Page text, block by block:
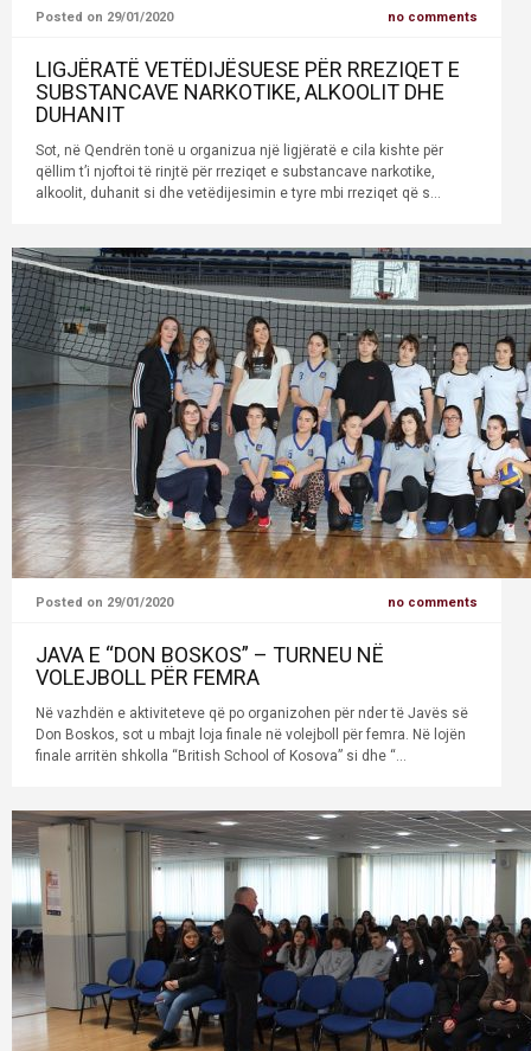
Posted on 29/01/2020 no comments
LIGJËRATË VETËDIJËSUESE PËR RREZIQET E
SUBSTANCAVE NARKOTIKE, ALKOOLIT DHE
DUHANIT
Sot, në Qendrën tonë u organizua një ligjëratë e cila kishte për
qëllim t’i njoftoi të rinjtë për rreziqet e substancave narkotike,
alkoolit, duhanit si dhe vetëdijesimin e tyre mbi rreziqet që s...
Posted on 29/01/2020 no comments
JAVA E “DON BOSKOS” – TURNEU NË
VOLEJBOLL PËR FEMRA
Në vazhdën e aktiviteteve që po organizohen për nder të Javës së
Don Boskos, sot u mbajt loja finale në volejboll për femra. Në lojën
finale arritën shkolla “British School of Kosova” si dhe “...